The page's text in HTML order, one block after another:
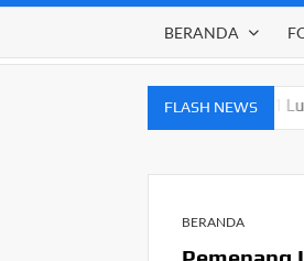
BERANDA
FLASH NEWS
2026/2027 SMPN 1 Lumajang
BERANDA